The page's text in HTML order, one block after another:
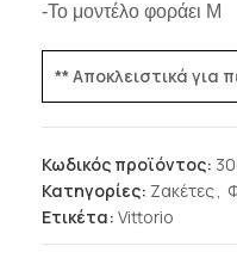
-Το μοντέλο φοράει M
** Αποκλειστικά για
Κωδικός προϊόντος:
Κατηγορίες: Ζακέτες,
Ετικέτα: Vittorio